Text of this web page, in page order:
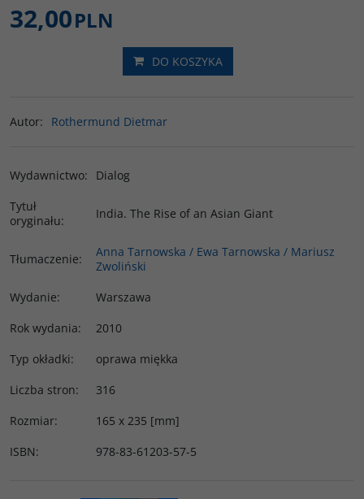
32,00PLN
DO KOSZYKA
Autor: Rothermund Dietmar
Wydawnictwo:
Dialog
Tytuł
oryginału: India. The Rise of an Asian Giant
Tłumaczenie:
Anna Tarnowska / Ewa Tarnowska / Mariusz
Zwoliński
Wydanie:
Warszawa
Rok wydania:
2010
Typ okładki:
oprawa miękka
Liczba stron:
316
Rozmiar:
165 x 235 [mm]
ISBN: 978-83-61203-57-5